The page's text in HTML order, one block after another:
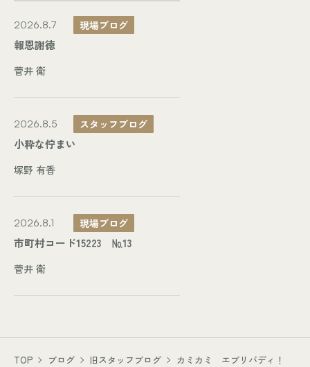
2026.8.7 現場ブログ
報恩謝徳
菅井 衛
2026.8.5 スタッフブログ
小粋な佇まい
塚野 有香
2026.8.1 現場ブログ
市町村コード15223 №13
菅井 衛
TOP ブログ 旧スタッフブログ カミカミ エブリバディ！